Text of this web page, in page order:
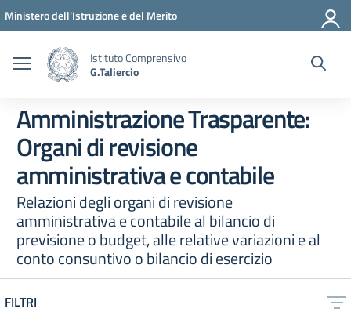
Vai ai contenuti
Vai al menu di navigazione
Vai al footer
Ministero dell'Istruzione e del Merito
Istituto Comprensivo
G.Taliercio
Amministrazione Trasparente:
Organi di revisione
amministrativa e contabile
Relazioni degli organi di revisione
amministrativa e contabile al bilancio di
previsione o budget, alle relative variazioni e al
conto consuntivo o bilancio di esercizio
FILTRI